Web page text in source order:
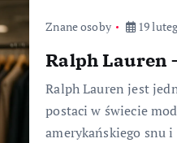
Znane osoby 19
Ralph Lauren
Ralph Lauren jest
postaci w świecie
amerykańskiego snu